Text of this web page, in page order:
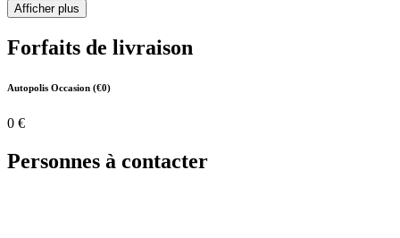
Afficher plus
Forfaits de livraison
Autopolis Occasion (€0)
0 €
Personnes à contacter